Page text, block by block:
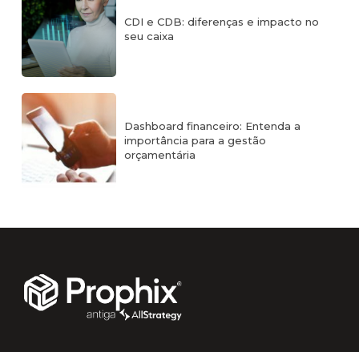
CDI e CDB: diferenças e impacto no
seu caixa
Dashboard financeiro: Entenda a
importância para a gestão
orçamentária